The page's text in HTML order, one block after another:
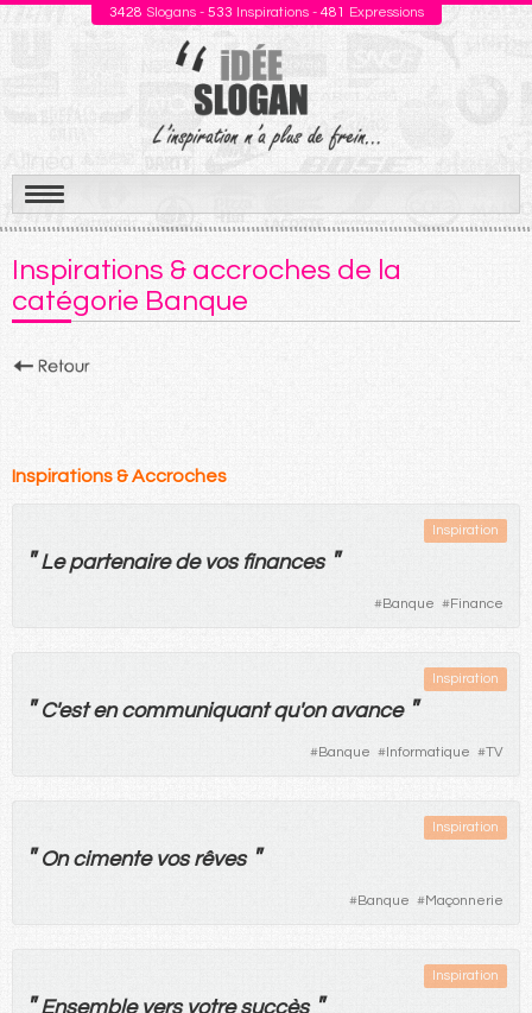
3428 Slogans - 533 Inspirations - 481 Expressions
Aller
au
contenu
Inspirations & accroches de la
catégorie Banque
Inspirations & Accroches
Inspiration
" Le partenaire de vosfinances "
#Banque #Finance
Inspiration
"C'est en communiquantqu'on avance "
#Banque #Informatique #TV
Inspiration
" On cimente vos rêves "
#Banque #Maçonnerie
Inspiration
" Ensemble vers votre succès "